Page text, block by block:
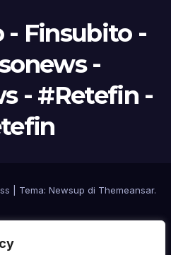
Finsubito -
-
- #Retefin -
Tema: Newsup di Themeansar.
App #FinsubitoInformativaInfo